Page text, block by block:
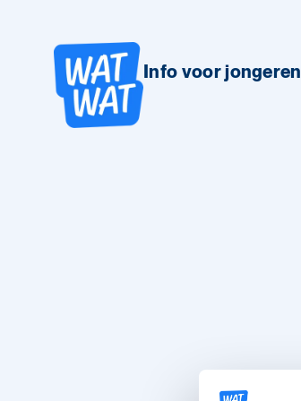
Info voor jongeren